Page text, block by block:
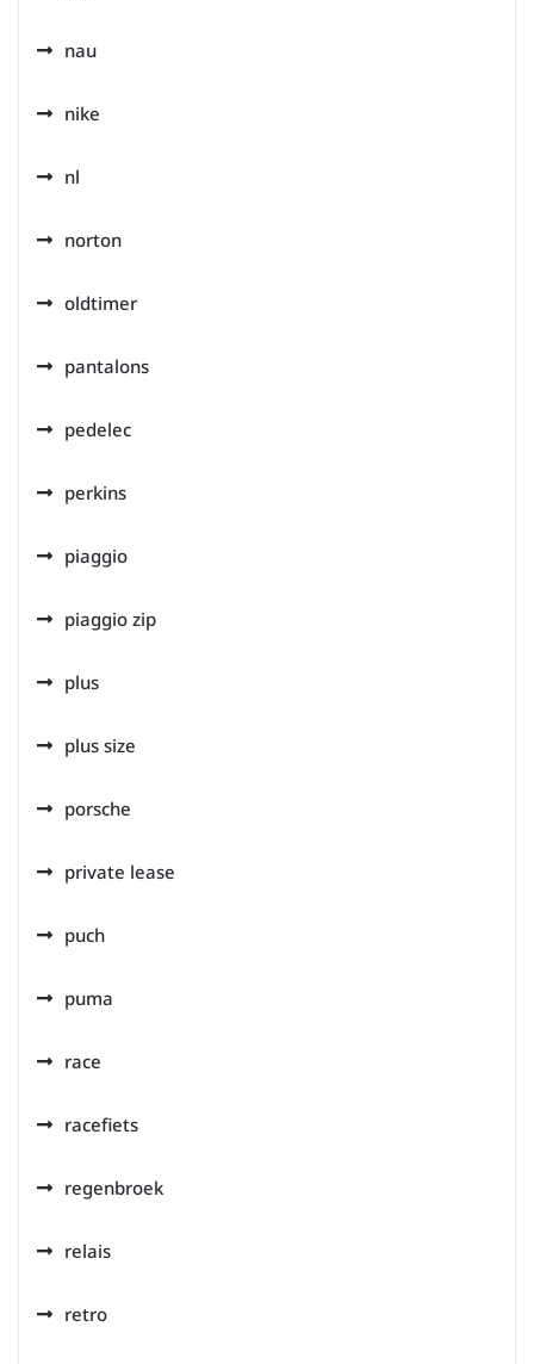
nau
nike
nl
norton
oldtimer
pantalons
pedelec
perkins
piaggio
piaggio zip
plus
plus size
porsche
private lease
puch
puma
race
racefiets
regenbroek
relais
retro